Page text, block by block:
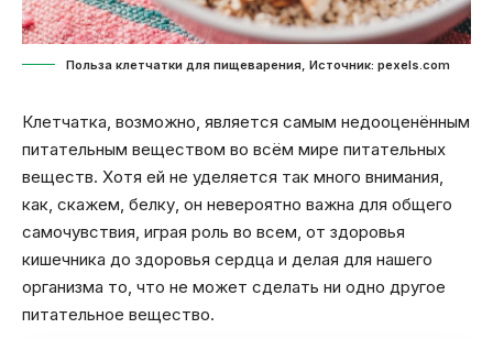
Польза клетчатки для пищеварения, Источник: pexels.com
Клетчатка, возможно, является самым недооценённым
питательным веществом во всём мире питательных
веществ. Хотя ей не уделяется так много внимания,
как, скажем, белку, он невероятно важна для общего
самочувствия, играя роль во всем, от здоровья
кишечника до здоровья сердца и делая для нашего
организма то, что не может сделать ни одно другое
питательное вещество.